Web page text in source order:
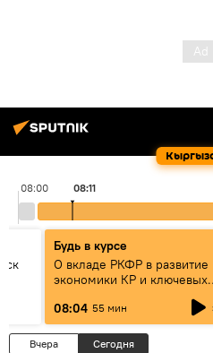
08:00 08:11
Будь в курсе
О вкладе РКФР в развитие
экономики КР и ключевых
08:04 55 мин
Вчера Сегодня